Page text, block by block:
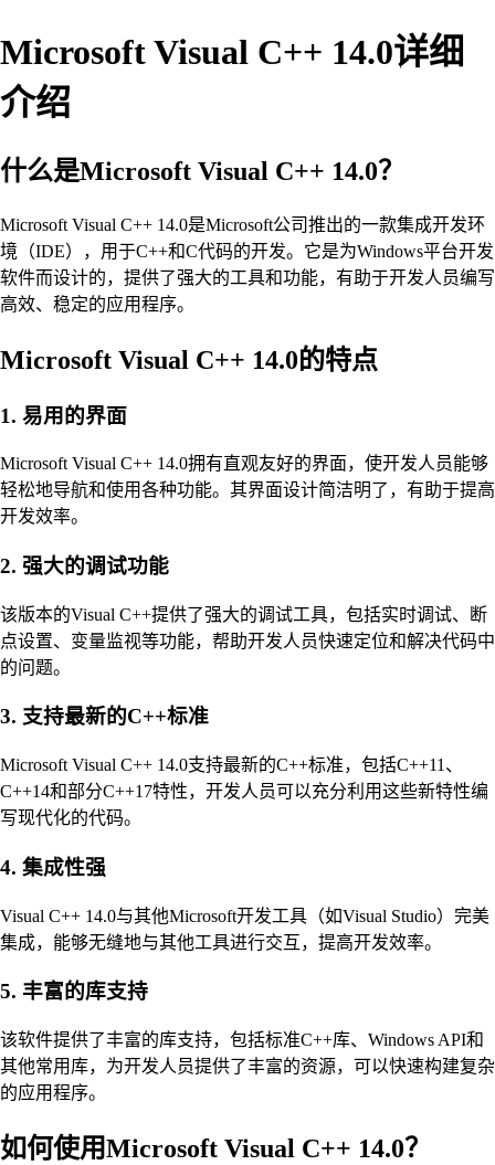
Microsoft Visual C++ 14.0详细
介绍
什么是Microsoft Visual C++ 14.0？
Microsoft Visual C++ 14.0是Microsoft公司推出的一款集成开发环
境（IDE），用于C++和C代码的开发。它是为Windows平台开发
软件而设计的，提供了强大的工具和功能，有助于开发人员编写
高效、稳定的应用程序。
Microsoft Visual C++ 14.0的特点
1. 易用的界面
Microsoft Visual C++ 14.0拥有直观友好的界面，使开发人员能够
轻松地导航和使用各种功能。其界面设计简洁明了，有助于提高
开发效率。
2. 强大的调试功能
该版本的Visual C++提供了强大的调试工具，包括实时调试、断
点设置、变量监视等功能，帮助开发人员快速定位和解决代码中
的问题。
3. 支持最新的C++标准
Microsoft Visual C++ 14.0支持最新的C++标准，包括C++11、
C++14和部分C++17特性，开发人员可以充分利用这些新特性编
写现代化的代码。
4. 集成性强
Visual C++ 14.0与其他Microsoft开发工具（如Visual Studio）完美
集成，能够无缝地与其他工具进行交互，提高开发效率。
5. 丰富的库支持
该软件提供了丰富的库支持，包括标准C++库、Windows API和
其他常用库，为开发人员提供了丰富的资源，可以快速构建复杂
的应用程序。
如何使用Microsoft Visual C++ 14.0？